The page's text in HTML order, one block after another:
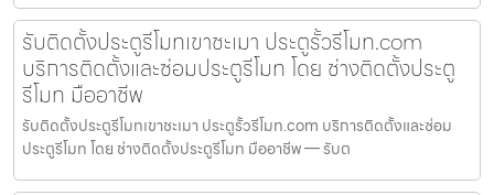
รับติดตั้งประตูรีโมทเขาชะเมา ประตูรั้วรีโมท.com
บริการติดตั้งและซ่อมประตูรีโมท โดย ช่างติดตั้งประตู
รีโมท มืออาชีพ
รับติดตั้งประตูรีโมทเขาชะเมา ประตูรั้วรีโมท.com บริการติดตั้งและซ่อม
ประตูรีโมท โดย ช่างติดตั้งประตูรีโมท มืออาชีพ — รับต